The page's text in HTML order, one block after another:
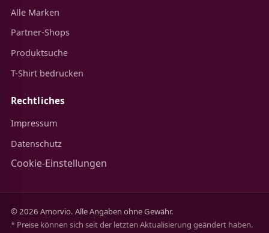
Alle Marken
Partner-Shops
Produktsuche
T-Shirt bedrucken
Rechtliches
Impressum
Datenschutz
Cookie-Einstellungen
© 2026 Amorvio. Alle Angaben ohne Gewähr.
* Preise können sich seit der letzten Aktualisierung geändert haben.